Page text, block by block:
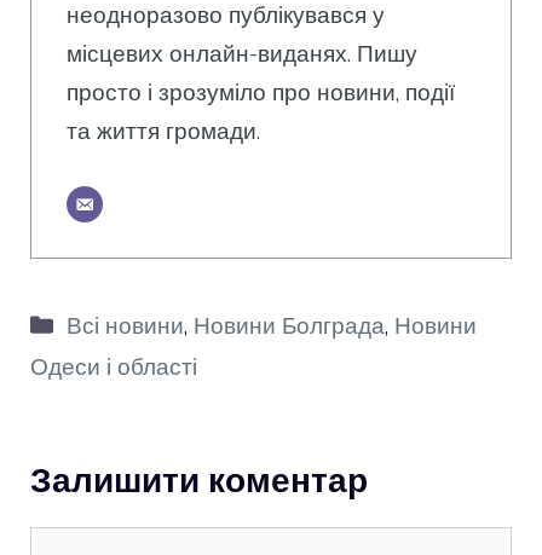
неодноразово публікувався у
місцевих онлайн-виданях. Пишу
просто і зрозуміло про новини, події
та життя громади.
Категорії
Всі новини, Новини Болграда, Новини
Одеси і області
Залишити коментар